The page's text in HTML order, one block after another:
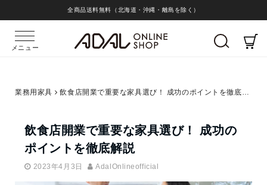
全商品送料無料（北海道・沖縄・離島を除く）
メニュー
業務用家具 飲食店開業で重要な家具選び！ 成功のポイントを徹底解説
飲食店開業で重要な家具選び！ 成功の
ポイントを徹底解説
2023年4月3日 AdalOnlineofficial